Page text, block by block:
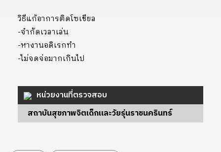
วิธีแก้อาการติดโซเชียล
-จำกัดเวลาเล่น
-หางานอดิเรกทำ
-ไม่จดจ่อมากเกินไป
หน่วยงานที่ตรวจสอบ
สถาบันสุขภาพจิตเด็กและวัยรุ่นราชนครินทร์